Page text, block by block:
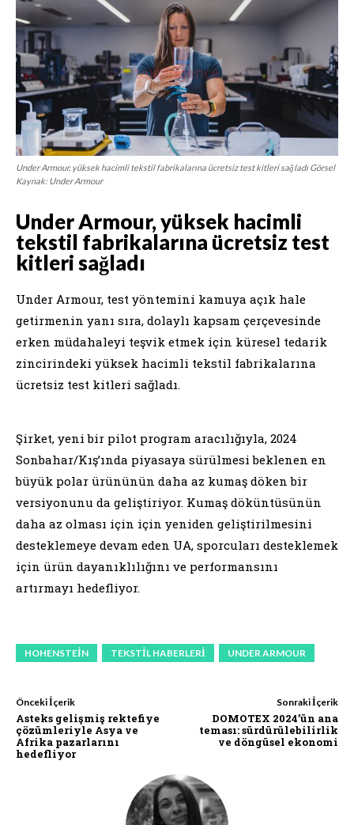
Under Armour, yüksek hacimli tekstil fabrikalarına ücretsiz test kitleri sağladı Görsel
Kaynak: Under Armour
Under Armour, yüksek hacimli
tekstil fabrikalarına ücretsiz test
kitleri sağladı
Under Armour, test yöntemini kamuya açık hale
getirmenin yanı sıra, dolaylı kapsam çerçevesinde
erken müdahaleyi teşvik etmek için küresel tedarik
zincirindeki yüksek hacimli tekstil fabrikalarına
ücretsiz test kitleri sağladı.
Şirket, yeni bir pilot program aracılığıyla, 2024
Sonbahar/Kış’ında piyasaya sürülmesi beklenen en
büyük polar ürününün daha az kumaş döken bir
versiyonunu da geliştiriyor. Kumaş döküntüsünün
daha az olması için için yeniden geliştirilmesini
desteklemeye devam eden UA, sporcuları desteklemek
için ürün dayanıklılığını ve performansını
artırmayı hedefliyor.
HOHENSTEIN TEKSTIL HABERLERI UNDER ARMOUR
Önceki İçerik
Asteks gelişmiş rektefiye
çözümleriyle Asya ve
Afrika pazarlarını
hedefliyor
Sonraki İçerik
DOMOTEX 2024’ün ana
teması: sürdürülebilirlik
ve döngüsel ekonomi